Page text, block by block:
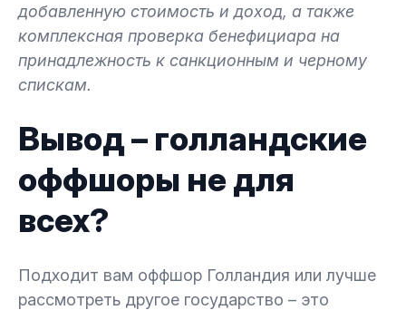
добавленную стоимость и доход, а также
комплексная проверка бенефициара на
принадлежность к санкционным и черному
спискам.
Вывод – голландские
оффшоры не для
всех?
Подходит вам оффшор Голландия или лучше
рассмотреть другое государство – это